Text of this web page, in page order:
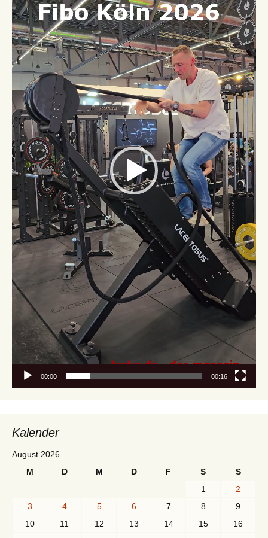
00:00 00:16
Kalender
August 2026
M
D M D F S
S
1
2
3
4 5 6 7 8
9
10
11 12 13 14 15
16